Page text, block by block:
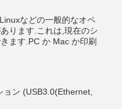
などの一般的なオペ
ります.これは,現在のシ
ます.PC か Mac か印刷
ン (USB3.0(Ethernet,